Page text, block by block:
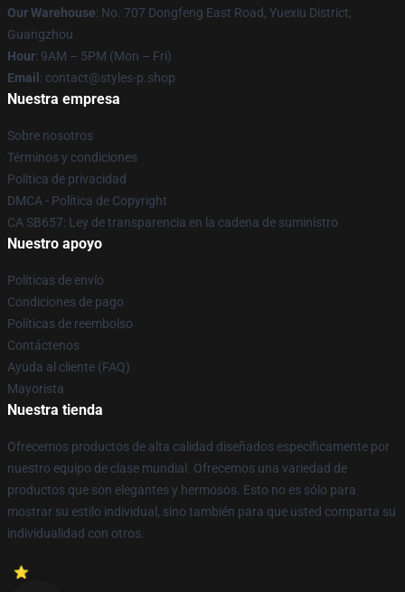
Our Warehouse: No. 707 Dongfeng East Road, Yuexiu District,
Guangzhou
Hour: 9AM – 5PM (Mon – Fri)
Email : contact@styles-p.shop
Nuestra empresa
Sobre nosotros
Términos y condiciones
Política de privacidad
DMCA - Política de Copyright
CA SB657: Ley de transparencia en la cadena de suministro
Nuestro apoyo
Políticas de envío
Condiciones de pago
Políticas de reembolso
Contáctenos
Ayuda al cliente (FAQ)
Mayorista
Nuestra tienda
Ofrecemos productos de alta calidad diseñados específicamente por
nuestro equipo de clase mundial. Ofrecemos una variedad de
productos que son elegantes y hermosos. Esto no es sólo para
mostrar su estilo individual, sino también para que usted comparta su
individualidad con otros.